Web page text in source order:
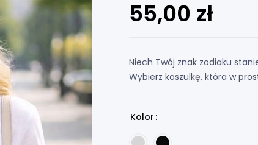
55,00 zł
Niech Twój znak zodiaku
Wybierz koszulkę, która w
Kolor